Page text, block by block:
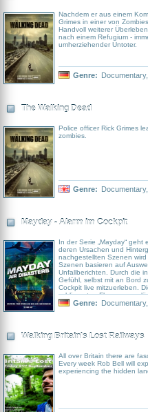
Nachdem er aus einem
Grimes in einer von
Handvoll weiterer
nach einem Refugium -
umherziehender Untoter.
Genre: Documentary,
The Walking Dead
Police officer Rick Grimes
zombies.
Genre: Documentary,
Mayday - Alarm im Cockpit
In der Serie „Mayday“ geht
deren Ursachen und
nachgestellten Szenen
Szenen basieren auf
Unfallberichten. Durch die
Gefühl, selbst mit an Bord
Cockpit live mitzuerleben.
schlimmsten
atemberaubende
diesem Unglück kommen
wichtigen Augenzeugen
werden auf der akribischen
begleitet. In jeder Folge
Aspekte der Flug-
Genre: Documentary,
Walking Britain's Lost Railways
All over Britain there are
Every week Rob Bell will
experiencing the hidden